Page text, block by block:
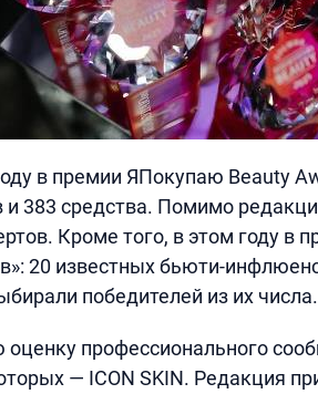
в премии ЯПокупаю Beauty
и 383 средства. Помимо
Кроме того, в этом году в
20 известных бьюти-
победителей из их числа.
профессионального
— ICON SKIN. Редакция